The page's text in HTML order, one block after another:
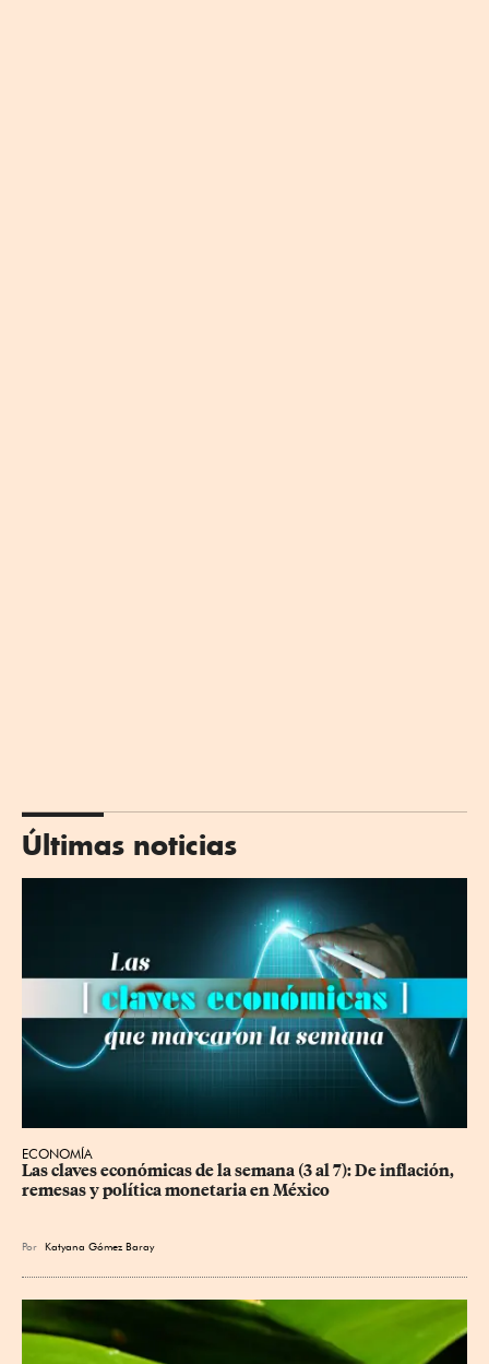
Últimas noticias
ECONOMÍA
Las claves económicas de la semana (3 al 7): De inflación,
remesas y política monetaria en México
Por Katyana Gómez Baray